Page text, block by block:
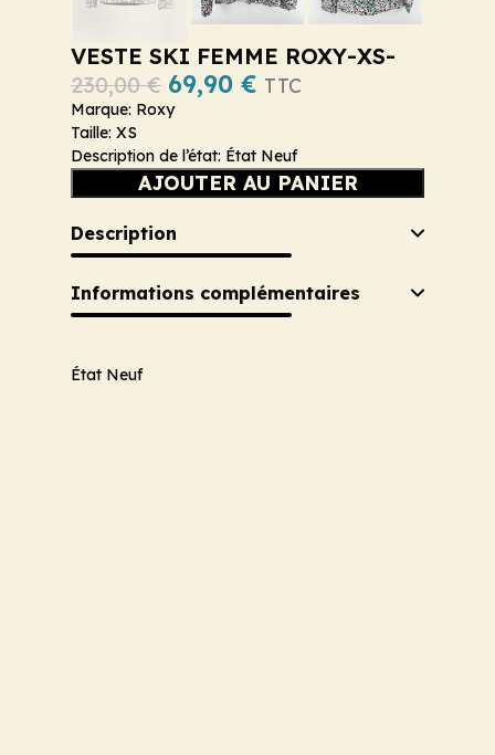
VESTE SKI FEMME ROXY-XS-
230,00€ 69,90 € TTC
Marque: Roxy
Taille: XS
Description de l’état: État Neuf
AJOUTER AU PANIER
Description
Informations complémentaires
État Neuf